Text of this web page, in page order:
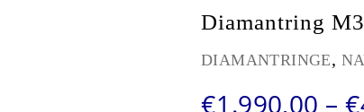
Diamantring
DIAMANTRINGE,
€1.990,00 – €